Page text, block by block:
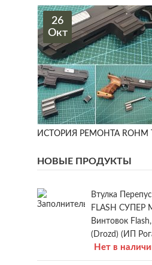
26
Окт
ИСТОРИЯ РЕМОНТА ROHM
НОВЫЕ ПРОДУКТЫ
Втулка
FLASH
Винтовок
(Drozd) (ИП
Нет в